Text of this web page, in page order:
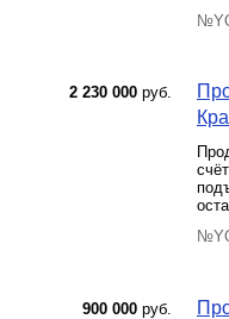
2 230 000 руб.
900 000 руб.